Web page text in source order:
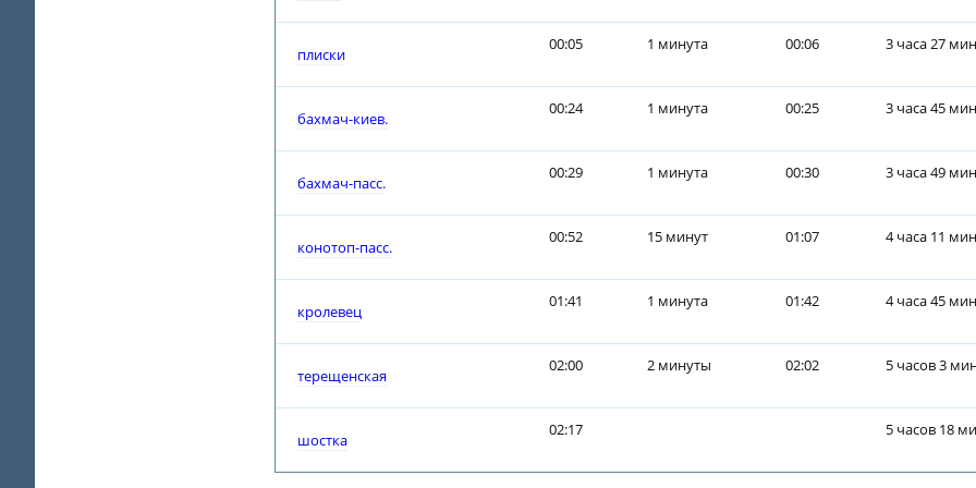
плиски
00:05 1 минута 00:06 3 часа 27
бахмач-киев.
00:24 1 минута 00:25 3 часа 45
бахмач-пасс.
00:29 1 минута 00:30 3 часа 49
конотоп-пасс.
00:52 15 минут 01:07 4 часа 11
кролевец
01:41 1 минута 01:42 4 часа 45
терещенская
02:00 2 минуты 02:02 5 часов 3
шостка
02:17 5 часов 18